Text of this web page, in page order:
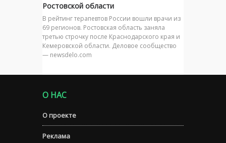
Ростовской области
В рейтинг терапевтов России вошли врачи из
69 регионов. Ростовская область заняла
третью строчку после Краснодарского края и
Кемеровской области. Деловое сообщество
— newsdelo.com
О НАС
О проекте
Реклама